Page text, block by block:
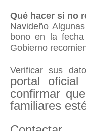
Qué hacer si no
Navideño
bono en la
Gobierno
Verificar sus
portal oficial
confirmar
familiares